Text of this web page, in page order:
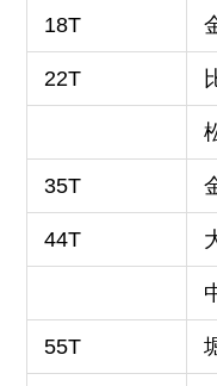
18T
22T
35T
44T
55T